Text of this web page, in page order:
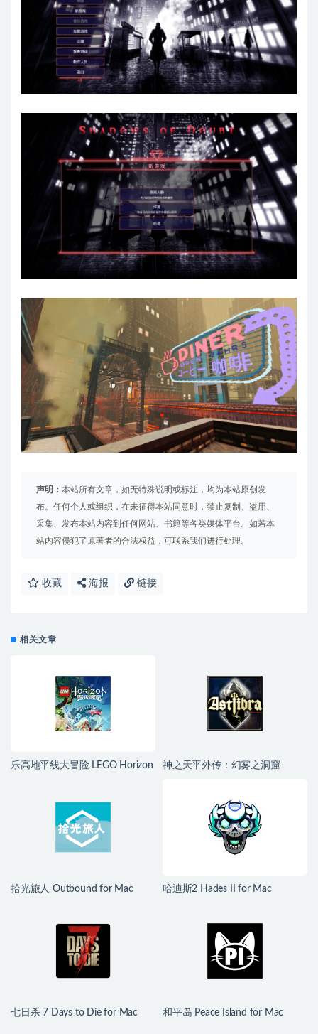
声明： 本站所有文章，如无特殊说明或标注，均为本站原创发
布。任何个人或组织，在未征得本站同意时，禁止复制、盗用、
采集、发布本站内容到任何网站、书籍等各类媒体平台。如若本
站内容侵犯了原著者的合法权益，可联系我们进行处理。
收藏 海报 链接
相关文章
乐高地平线大冒险 LEGO Horizon
神之天平外传：幻雾之洞窟
拾光旅人 Outbound for Mac
哈迪斯2 Hades II for Mac
七日杀 7 Days to Die for Mac
和平岛 Peace Island for Mac